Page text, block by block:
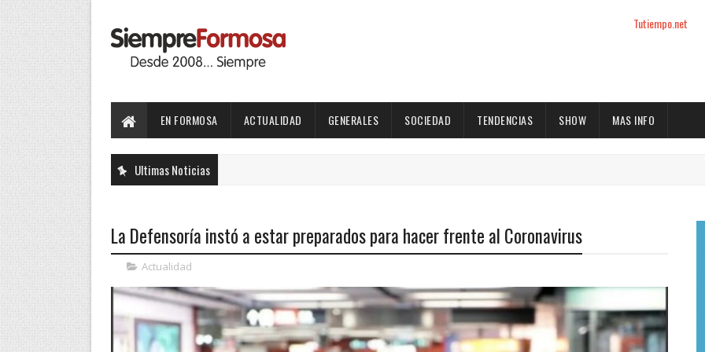
Tutiempo.net
EN FORMOSA ACTUALIDAD GENERALES SOCIEDAD TENDENCIAS SHOW MAS INFO
Ultimas Noticias
La Defensoría instó a estar preparados para hacer frente al Coronavirus
Actualidad